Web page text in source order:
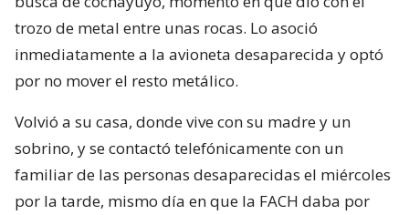
trozo de metal entre unas rocas. Lo asoció
inmediatamente a la avioneta desaparecida y optó
por no mover el resto metálico.
Volvió a su casa, donde vive con su madre y un
sobrino, y se contactó telefónicamente con un
familiar de las personas desaparecidas el miércoles
por la tarde, mismo día en que la FACH daba por